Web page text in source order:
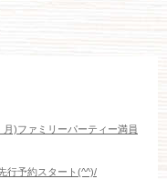
)ファミリーパーティー満員
行予約スタート(^^)/